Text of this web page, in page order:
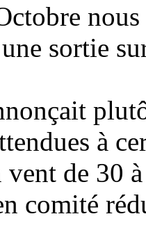
sortie
à
vent de 30
comité